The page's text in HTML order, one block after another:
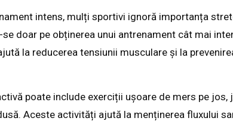
intens, mulți sportivi ignoră importanța
doar pe obținerea unui antrenament cât mai
la reducerea tensiunii musculare și la
poate include exerciții ușoare de mers pe
Aceste activități ajută la menținerea fluxului